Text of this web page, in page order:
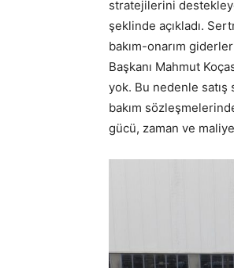
stratejilerini
şeklinde açıkladı.
bakım-onarım
Başkanı Mahmut
yok. Bu nedenle satış
bakım
gücü, zaman ve